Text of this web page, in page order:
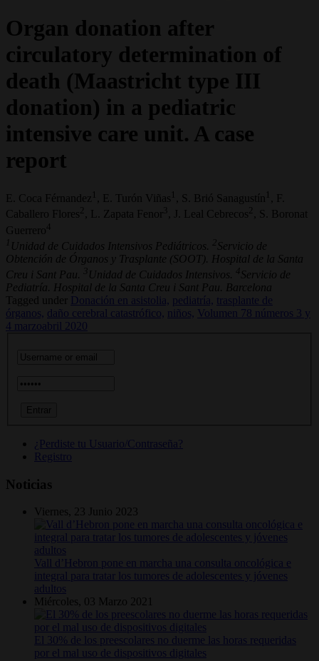
Organ donation after
circulatory determination of
death (Maastricht type III
donation) in a pediatric
intensive care unit. A case
report
E. Coca Férnandez 1 , E. Turón Viñas 1 , S. Brió Sanagustín 1
, F.
Caballero Flores
, L. Zapata Fenor 3 , J. Leal Cebrecos
, S. Boronat
Guerrero4
1 Unidad de Cuidados Intensivos Pediátricos. 2 Servicio de
Obtención de Órganos y Trasplante (SOOT). Hospital de la Santa
Creu i Sant Pau.
3 Unidad de Cuidados Intensivos. 4 Servicio de
Pediatría. Hospital de la Santa Creu i Sant Pau. Barcelona
Tagged under
Donación en asistolia, pediatría, trasplante de
órganos, daño cerebral catastrófico, niños,
Volumen 78 números 3 y
4 marzoabril 2020
¿Perdiste tu Usuario/Contraseña?
Registro
Noticias
Viernes, 23 Junio 2023
Vall d’Hebron pone en marcha una consulta oncológica e
integral para tratar los tumores de adolescentes y jóvenes
adultos
Miércoles, 03 Marzo 2021
El 30% de los preescolares no duerme las horas requeridas
por el mal uso de dispositivos digitales